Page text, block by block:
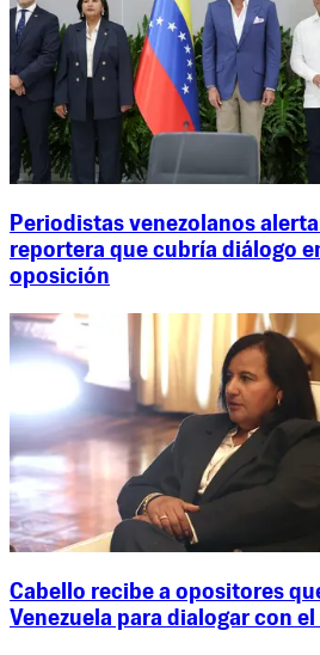
Periodistas venezolanos
reportera que cubría diálogo
oposición
Cabello recibe a opositores
Venezuela para dialogar con